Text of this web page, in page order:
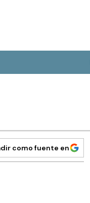
como fuente en